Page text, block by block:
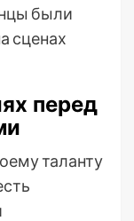
были
сценах
перед
таланту